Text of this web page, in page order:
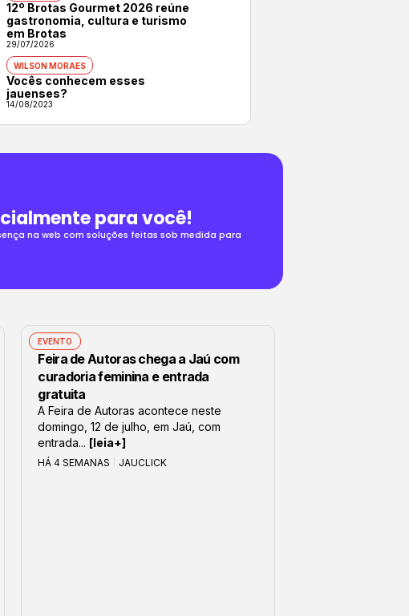
12º Brotas Gourmet 2026 reúne
gastronomia, cultura e turismo
em Brotas
29/07/2026
WILSON MORAES
Vocês conhecem esses
jauenses?
14/08/2023
para você!
na web com soluções feitas sob medida para
EVENTO
Feira de Autoras chega a Jaú com
curadoria feminina e entrada
gratuita
A Feira de Autoras acontece neste
domingo, 12 de julho, em Jaú, com
entrada... [leia+]
HÁ 4 SEMANAS JAUCLICK